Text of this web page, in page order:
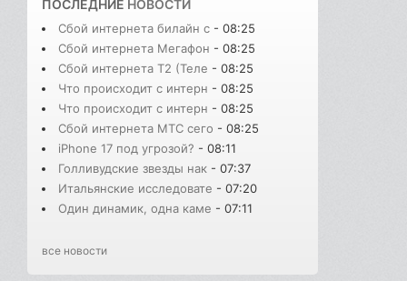
ПОСЛЕДНИЕ НОВОСТИ
Сбой интернета билайн с - 08:25
Сбой интернета Мегафон - 08:25
Сбой интернета T2 (Теле - 08:25
Что происходит с интерн - 08:25
Что происходит с интерн - 08:25
Сбой интернета МТС сего - 08:25
iPhone 17 под угрозой? - 08:11
Голливудские звезды нак - 07:37
Итальянские исследовате - 07:20
Один динамик, одна каме - 07:11
все новости